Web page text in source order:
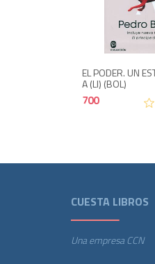
EL PODER. UN
A (LI) (BOL)
700
CUESTA LIBROS
Una empresa CCN